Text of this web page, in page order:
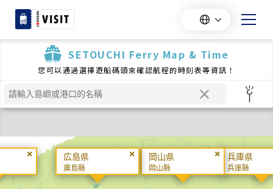
SETOUCHI Ferry Map & Time
您可以通過選擇遊船碼頭來確認航程的時刻表等資訊！